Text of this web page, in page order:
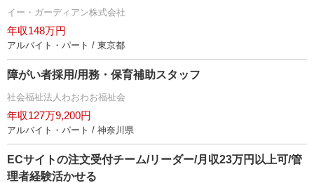
イー・ガーディアン株式会社
年収148万円
アルバイト・パート / 東京都
障がい者採用/用務・保育補助スタッフ
社会福祉法人わおわお福祉会
年収127万9,200円
アルバイト・パート / 神奈川県
ECサイトの注文受付チーム/リーダー/月収23万円以上可/管
理者経験活かせる